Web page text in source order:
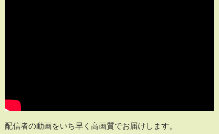
配信者の動画をいち早く高画質でお届けします。